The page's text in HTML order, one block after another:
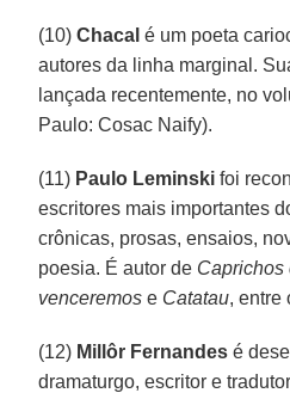
(10)Chacalé um poeta
autores da linha marginal.
lançada recentemente, no
Paulo: Cosac Naify).
(11) Paulo Leminski foi
escritores mais importantes
crônicas, prosas, ensaios,
poesia. É autor de Caprichos
venceremos e Catatau, entre
(12) Millôr Fernandes é
dramaturgo, escritor e